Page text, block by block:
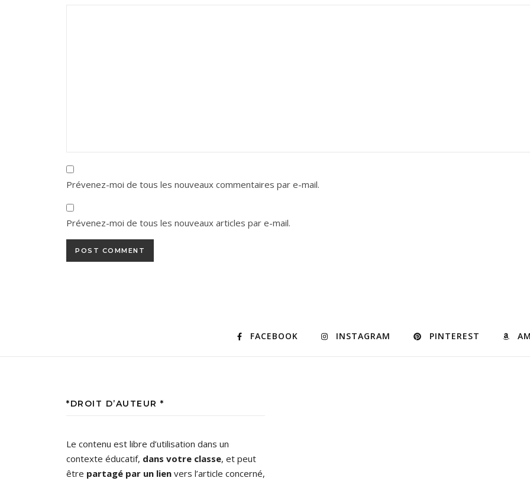
Prévenez-moi de tous les nouveaux commentaires par e-mail.
Prévenez-moi de tous les nouveaux articles par e-mail.
FACEBOOK INSTAGRAM PINTEREST
*DROIT D’AUTEUR *
Le contenu est libre d’utilisation dans un
contexte éducatif, dans votre classe, et peut
être partagé par un lien vers l’article concerné,